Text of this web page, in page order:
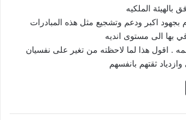
بالهيئة الملكيه
بجهود اكبر ودعم وتشجيع مثل هذه المبادرات
بها الى مستوى انديه
. اقول هذا لما لاحظته من تغير على نفسيان
وازدياد ثقتهم بانفسهم